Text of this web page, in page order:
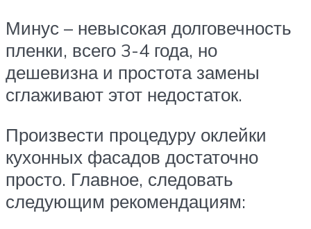
Минус – невысокая долговечность
пленки, всего 3-4 года, но
дешевизна и простота замены
сглаживают этот недостаток.
Произвести процедуру оклейки
кухонных фасадов достаточно
просто. Главное, следовать
следующим рекомендациям: